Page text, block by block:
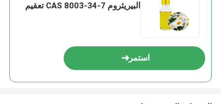
البيريثروم CAS 8003-34-7 تعقيم
استمر